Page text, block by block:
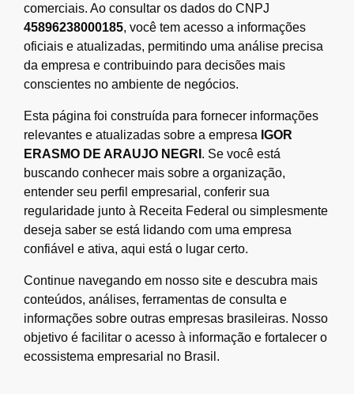
comerciais. Ao consultar os dados do CNPJ
45896238000185, você tem acesso a informações
oficiais e atualizadas, permitindo uma análise precisa
da empresa e contribuindo para decisões mais
conscientes no ambiente de negócios.
Esta página foi construída para fornecer informações
relevantes e atualizadas sobre a empresa IGOR
ERASMO DE ARAUJO NEGRI . Se você está
buscando conhecer mais sobre a organização,
entender seu perfil empresarial, conferir sua
regularidade junto à Receita Federal ou simplesmente
deseja saber se está lidando com uma empresa
confiável e ativa, aqui está o lugar certo.
Continue navegando em nosso site e descubra mais
conteúdos, análises, ferramentas de consulta e
informações sobre outras empresas brasileiras. Nosso
objetivo é facilitar o acesso à informação e fortalecer o
ecossistema empresarial no Brasil.